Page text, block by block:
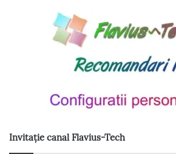
Invitație canal Flavius-Tech